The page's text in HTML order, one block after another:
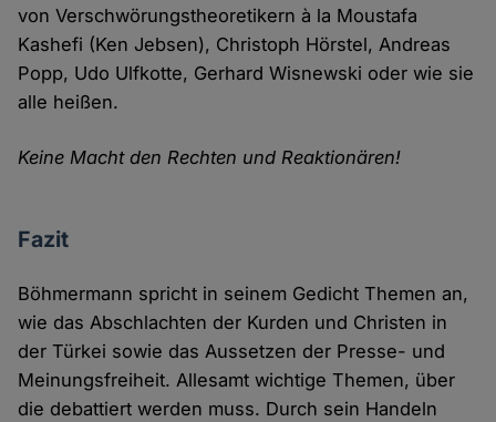
von Verschwörungstheoretikern à la Moustafa
Kashefi (Ken Jebsen), Christoph Hörstel, Andreas
Popp, Udo Ulfkotte, Gerhard Wisnewski oder wie sie
alle heißen.
Keine Macht den Rechten und Reaktionären!
Fazit
Böhmermann spricht in seinem Gedicht Themen an,
wie das Abschlachten der Kurden und Christen in
der Türkei sowie das Aussetzen der Presse- und
Meinungsfreiheit. Allesamt wichtige Themen, über
die debattiert werden muss. Durch sein Handeln